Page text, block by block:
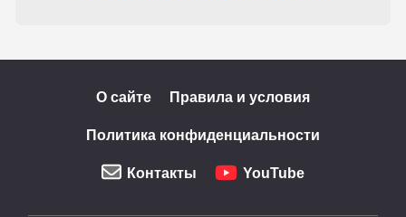
О сайте Правила и условия
Политика конфиденциальности
Контакты YouTube